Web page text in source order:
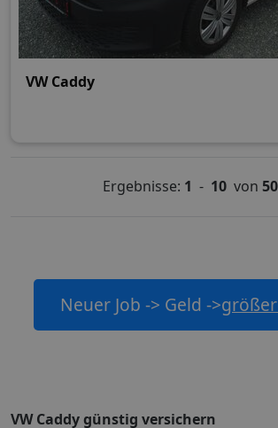
VW Caddy
Ergebnisse: 1 - 10 von
Neuer Job -> Geld ->
VW Caddy günstig versichern